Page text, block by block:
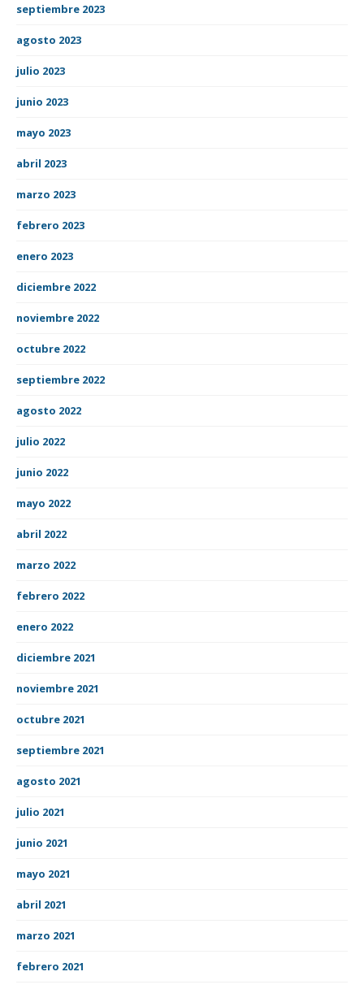
septiembre 2023
agosto 2023
julio 2023
junio 2023
mayo 2023
abril 2023
marzo 2023
febrero 2023
enero 2023
diciembre 2022
noviembre 2022
octubre 2022
septiembre 2022
agosto 2022
julio 2022
junio 2022
mayo 2022
abril 2022
marzo 2022
febrero 2022
enero 2022
diciembre 2021
noviembre 2021
octubre 2021
septiembre 2021
agosto 2021
julio 2021
junio 2021
mayo 2021
abril 2021
marzo 2021
febrero 2021